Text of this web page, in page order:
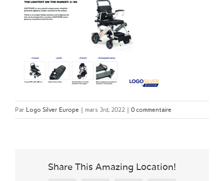
Par Logo Silver Europe | mars 3rd, 2022 | 0 commentaire
Share This Amazing Location!